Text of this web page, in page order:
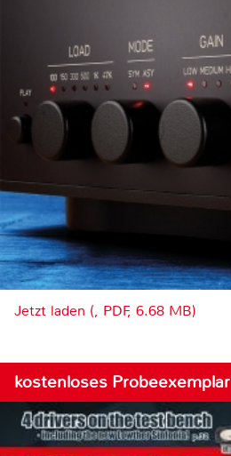
Jetzt laden (, PDF, 6.68 MB)
kostenloses Probeexemplar